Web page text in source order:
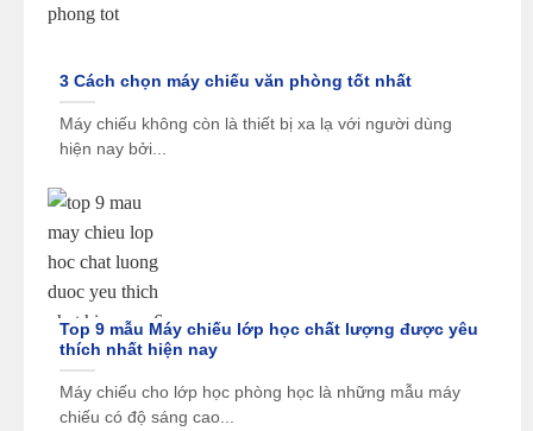
chiếu
(Refresh Rate)
Cổng kết nối
HDMI, DVI-D, HDBaseT, 3G-SDI,
USB, RS-232C, Audio Out
Kết nối mạng
Tính năng hình ảnh
Hệ điều hành hỗ trợ
cấu hình
Nguồn điện
Điện năng tiêu thụ
864W (chế độ thường) / 633W (tiết
kiệm)
3 Cách chọn máy chiếu văn phòng tốt nhất
Máy chiếu không còn là thiết bị xa lạ với người dùng
hiện nay bởi...
Top 9 mẫu Máy chiếu lớp học chất lượng được yêu
thích nhất hiện nay
Máy chiếu cho lớp học phòng học là những mẫu máy
chiếu có độ sáng cao...